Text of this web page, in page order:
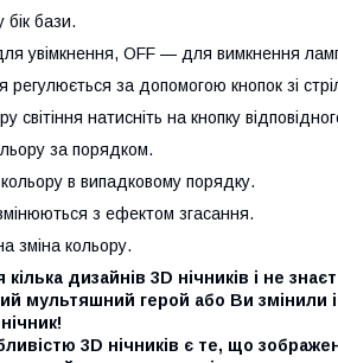
бік бази.
увімкнення, OFF — для вимкнення
регулюється за допомогою кнопок зі
світіння натисніть на кнопку
за порядком.
в випадковому порядку.
з ефектом згасання.
зміна кольору.
дизайнів 3D нічників і не
мультяшний герой або Ви
3D нічників є те, що